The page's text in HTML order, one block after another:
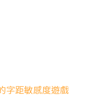
字距敏感度遊戲